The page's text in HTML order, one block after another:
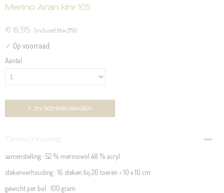
Merino Aran klnr 105
€ 6,95 (inclusief btw 21%)
✓ Op voorraad
Aantal
IN WINKELWAGEN
Omschrijving
samenstelling : 52 % merinowol 48 % acryl
stekenverhouding : 16 steken bij 20 toeren = 10 x 10 cm
gewicht per bol : 100 gram